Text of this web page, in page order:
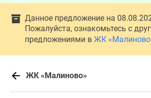
Данное предложение на
Пожалуйста, ознакомьтесь с
предложениями в ЖК
ЖК «Малиново»